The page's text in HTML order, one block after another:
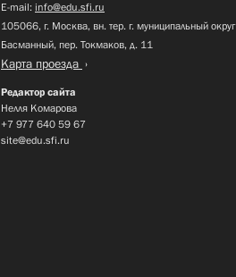
E-mail: info@edu.sfi.ru
105066, г. Москва, вн. тер. г. муниципальный округ
Басманный, пер. Токмаков, д. 11
Карта проезда
Редактор сайта
Нелля Комарова
+7 977 640 59 67
site@edu.sfi.ru